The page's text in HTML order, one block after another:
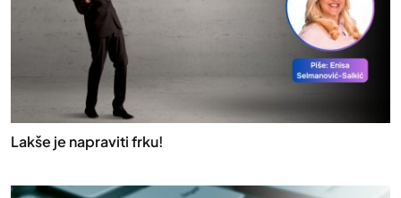
Lakše je napraviti frku!